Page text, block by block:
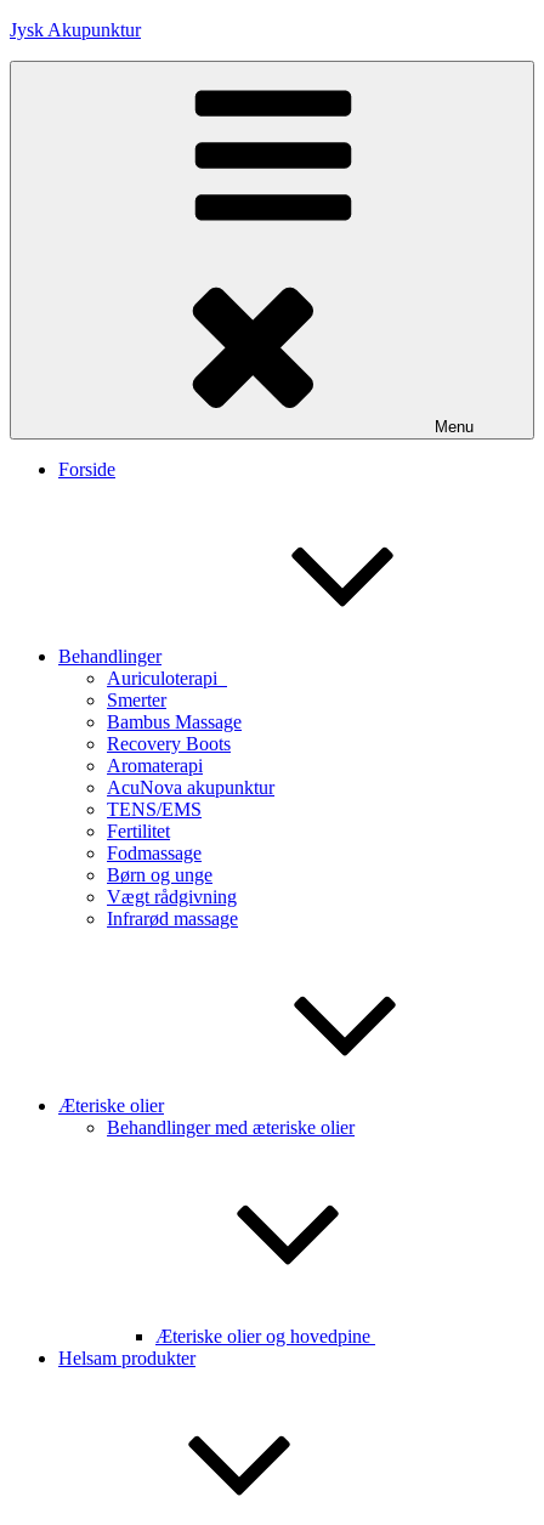
Skip
Jysk Akupunktur
Menu
Forside
Behandlinger
Auriculoterapi
Smerter
Bambus Massage
Recovery Boots
Aromaterapi
AcuNova akupunktur
TENS/EMS
Fertilitet
Fodmassage
Børn og unge
Vægt rådgivning
Infrarød massage
Æteriske olier
Behandlinger med æteriske olier
Æteriske olier og hovedpine
Helsam produkter